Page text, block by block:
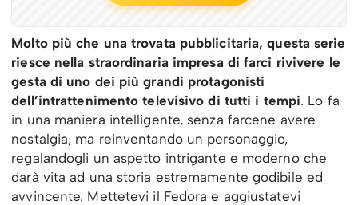
Molto più che una trovata pubblicitaria, questa serie
riesce nella straordinaria impresa di farci rivivere le
gesta di uno dei più grandi protagonisti
dell’intrattenimento televisivo di tutti i tempi. Lo fa
in una maniera intelligente, senza farcene avere
nostalgia, ma reinventando un personaggio,
regalandogli un aspetto intrigante e moderno che
darà vita ad una storia estremamente godibile ed
avvincente. Mettetevi il Fedora e aggiustatevi